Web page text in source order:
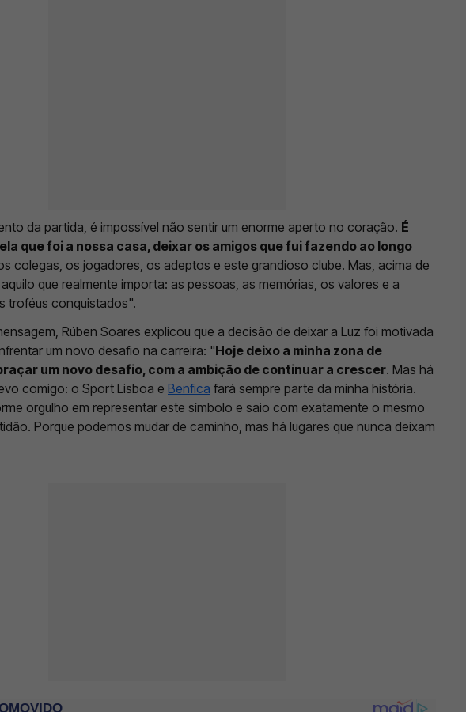
da partida, é impossível não sentir um enorme aperto no coração. É
que foi a nossa casa, deixar os amigos que fui fazendo ao longo
os colegas, os jogadores, os adeptos e este grandioso clube. Mas, acima de
que realmente importa: as pessoas, as memórias, os valores e a
troféus conquistados".
Rúben Soares explicou que a decisão de deixar a Luz foi motivada
um novo desafio na carreira: "Hoje deixo a minha zona de
um novo desafio, com a ambição de continuar a crescer. Mas há
comigo: o Sport Lisboa e Benfica fará sempre parte da minha história.
orgulho em representar este símbolo e saio com exatamente o mesmo
Porque podemos mudar de caminho, mas há lugares que nunca deixam